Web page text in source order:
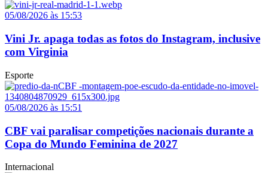
05/08/2026 às 15:53
Vini Jr. apaga todas as fotos do Instagram, inclusive
com Virginia
Esporte
05/08/2026 às 15:51
CBF vai paralisar competições nacionais durante a
Copa do Mundo Feminina de 2027
Internacional